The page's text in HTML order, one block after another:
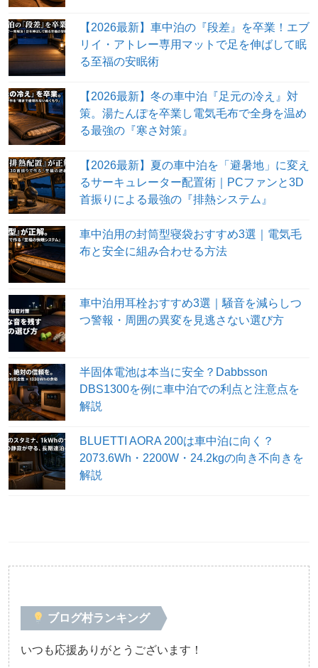
【2026最新】車中泊の『段差』を卒業！エブ
リイ・アトレー専用マットで足を伸ばして眠
る至福の安眠術
【2026最新】冬の車中泊『足元の冷え』対
策。湯たんぽを卒業し電気毛布で全身を温め
る最強の『寒さ対策』
【2026最新】夏の車中泊を「避暑地」に変え
るサーキュレーター配置術｜PCファンと3D
首振りによる最強の『排熱システム』
車中泊用の封筒型寝袋おすすめ3選｜電気毛
布と安全に組み合わせる方法
車中泊用耳栓おすすめ3選｜騒音を減らしつ
つ警報・周囲の異変を見逃さない選び方
半固体電池は本当に安全？Dabbsson
DBS1300を例に車中泊での利点と注意点を
解説
BLUETTI AORA 200は車中泊に向く？
2073.6Wh・2200W・24.2kgの向き不向きを
解説
ブログ村ランキング
いつも応援ありがとうございます！